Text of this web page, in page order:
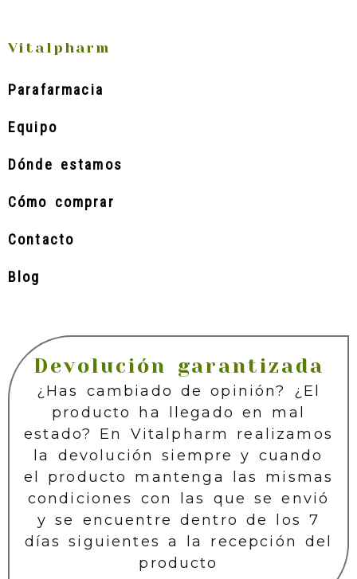
Vitalpharm
Parafarmacia
Equipo
Dónde estamos
Cómo comprar
Contacto
Blog
Devolución garantizada
¿Has cambiado de opinión? ¿El
producto ha llegado en mal
estado? En Vitalpharm realizamos
la devolución siempre y cuando
el producto mantenga las mismas
condiciones con las que se envió
y se encuentre dentro de los 7
días siguientes a la recepción del
producto